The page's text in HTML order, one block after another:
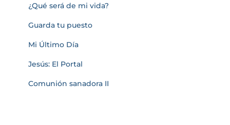
¿Qué será de mi vida?
Guarda tu puesto
Mi Último Día
Jesús: El Portal
Comunión sanadora II